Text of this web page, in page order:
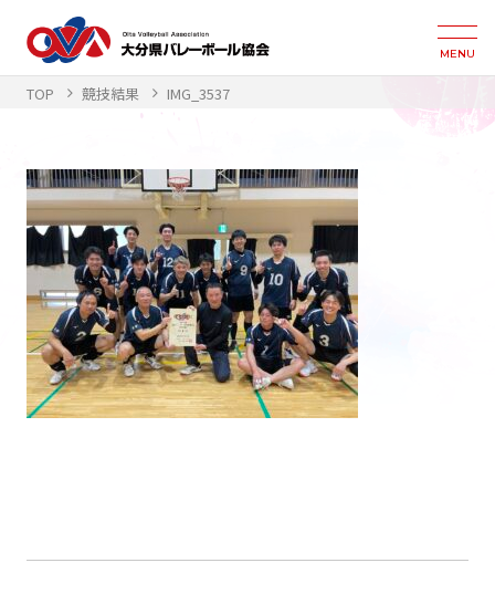
MENU
TOP 競技結果 IMG_3537